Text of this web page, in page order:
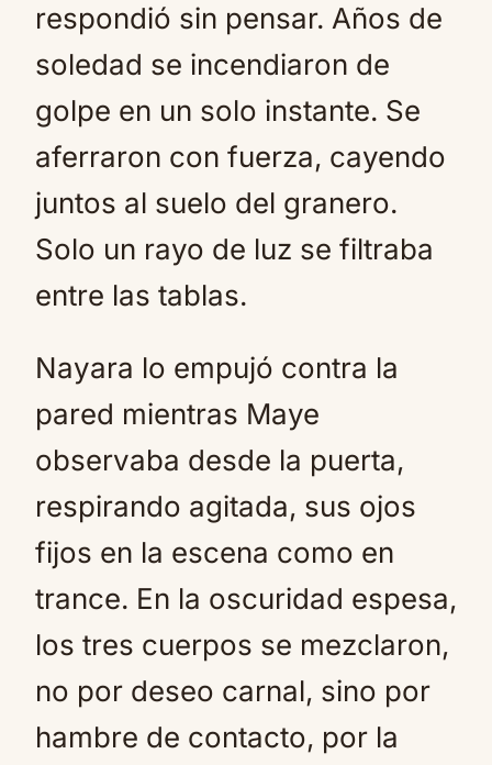
respondió sin pensar. Años de
soledad se incendiaron de
golpe en un solo instante. Se
aferraron con fuerza, cayendo
juntos al suelo del granero.
Solo un rayo de luz se filtraba
entre las tablas.
Nayara lo empujó contra la
pared mientras Maye
observaba desde la puerta,
respirando agitada, sus ojos
fijos en la escena como en
trance. En la oscuridad espesa,
los tres cuerpos se mezclaron,
no por deseo carnal, sino por
hambre de contacto, por la